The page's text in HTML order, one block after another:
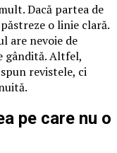
Dacă partea de
o linie clară.
are nevoie de
gândită. Altfel,
revistele, ci
pe care nu o